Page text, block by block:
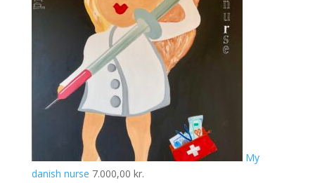
My
danish nurse 7.000,00 kr.